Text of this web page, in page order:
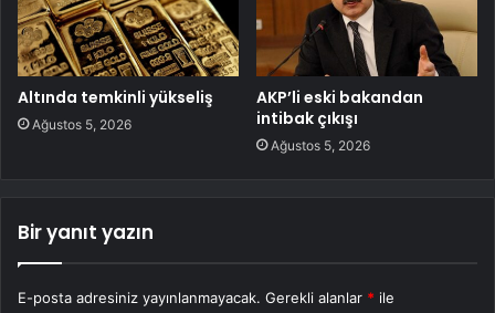
Altında temkinli yükseliş
Ağustos 5, 2026
AKP’li eski bakandan
intibak çıkışı
Ağustos 5, 2026
Bir yanıt yazın
E-posta adresiniz yayınlanmayacak. Gerekli alanlar * ile